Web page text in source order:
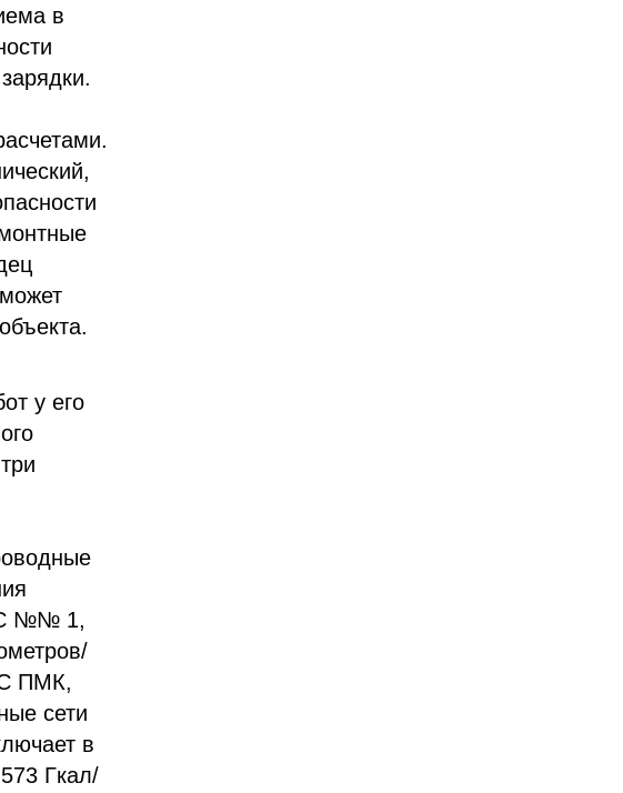
в
у его
№№ 1,
ПМК,
сети
в
Гкал/